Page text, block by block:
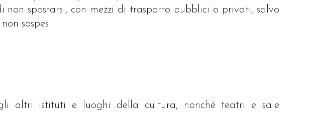
spostarsi, con mezzi di trasporto pubblici o privati, salvo
sospesi.
altri istituti e luoghi della cultura, nonché teatri e sale